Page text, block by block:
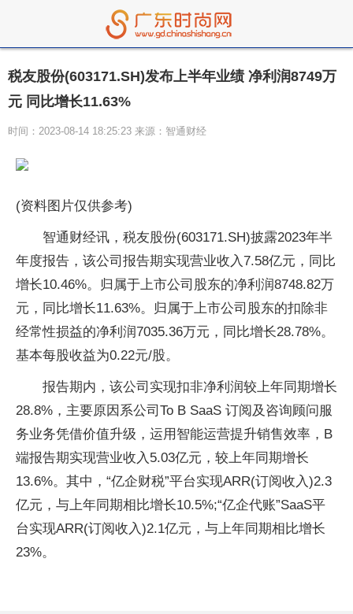
税友股份(603171.SH)发布上半年业绩 净利润8749万
元 同比增长11.63%
时间：2023-08-14 18:25:23 来源：智通财经
(资料图片仅供参考)
智通财经讯，税友股份(603171.SH)披露2023年半
年度报告，该公司报告期实现营业收入7.58亿元，同比
增长10.46%。归属于上市公司股东的净利润8748.82万
元，同比增长11.63%。归属于上市公司股东的扣除非
经常性损益的净利润7035.36万元，同比增长28.78%。
基本每股收益为0.22元/股。
报告期内，该公司实现扣非净利润较上年同期增长
28.8%，主要原因系公司To B SaaS 订阅及咨询顾问服
务业务凭借价值升级，运用智能运营提升销售效率，B
端报告期实现营业收入5.03亿元，较上年同期增长
13.6%。其中，“亿企财税”平台实现ARR(订阅收入)2.3
亿元，与上年同期相比增长10.5%;“亿企代账”SaaS平
台实现ARR(订阅收入)2.1亿元，与上年同期相比增长
23%。